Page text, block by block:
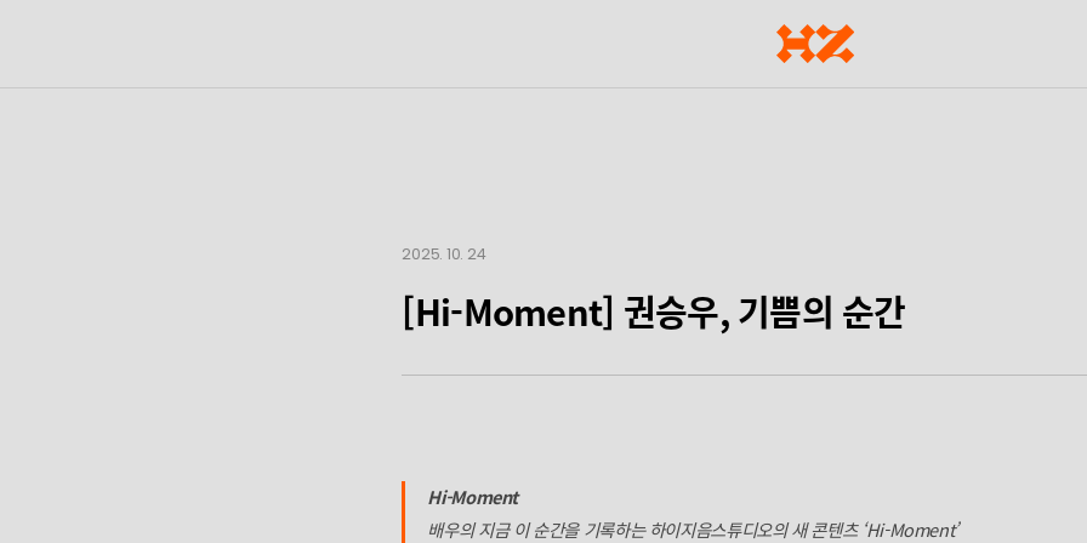
2025. 10. 24
[Hi-Moment] 권승우, 기쁨의 순간
Hi-Moment
배우의 지금 이 순간을 기록하는 하이지음스튜디오의 새 콘텐츠 ‘Hi-Moment’